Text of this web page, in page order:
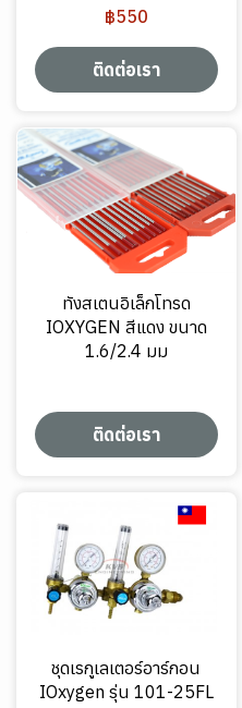
฿550
ติดต่อเรา
ทังสเตนอิเล็กโทรด
IOXYGEN สีแดง ขนาด
1.6/2.4 มม
ติดต่อเรา
ชุดเรกูเลเตอร์อาร์กอน
IOxygen รุ่น 101-25FL